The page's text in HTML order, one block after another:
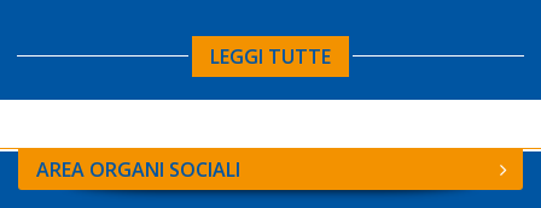
LEGGI TUTTE
AREA ORGANI SOCIALI